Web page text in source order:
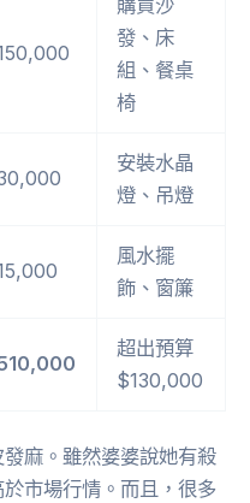
發、床
組、餐桌
椅
安裝水晶
燈、吊燈
風水擺
飾、窗簾
超出預算
$130,000
麻。雖然婆婆說她有殺
市場行情。而且，很多